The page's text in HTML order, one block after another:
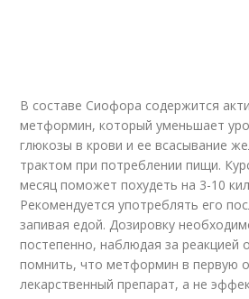
В составе Сиофора содержится
метформин, который уменьшает
глюкозы в крови и ее всасывание
трактом при потреблении пищи.
месяц поможет похудеть на 3-10
Рекомендуется употреблять его
запивая едой. Дозировку
постепенно, наблюдая за реакцией
помнить, что метформин в первую
лекарственный препарат, а не